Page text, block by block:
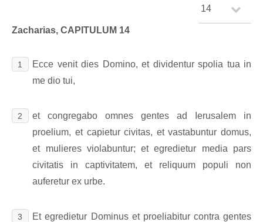
Zacharias, CAPITULUM 14
1
Ecce venit dies Domino, et dividentur spolia tua in
me dio tui,
2
et congregabo omnes gentes ad Ierusalem in
proelium, et capietur civitas, et vastabuntur domus,
et mulieres violabuntur; et egredietur media pars
civitatis in captivitatem, et reliquum populi non
auferetur ex urbe.
3
Et egredietur Dominus et proeliabitur contra gentes